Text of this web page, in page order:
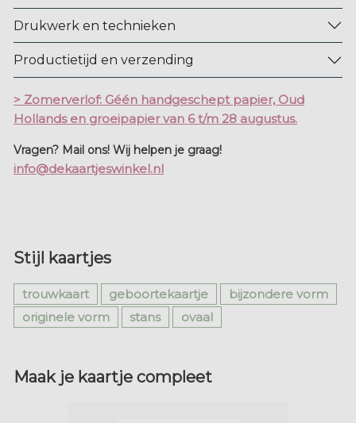
Drukwerk en technieken
Productietijd en verzending
> Zomerverlof: Géén handgeschept papier, Oud
Hollands en groeipapier van 6 t/m 28 augustus.
Vragen? Mail ons! Wij helpen je graag!
info@dekaartjeswinkel.nl
Stijl kaartjes
trouwkaart geboortekaartje
bijzondere vorm
originele vorm
stans ovaal
Maak je kaartje compleet